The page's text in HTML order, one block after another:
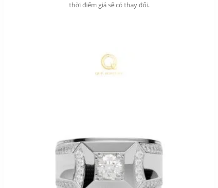
thời điểm giá sẽ có thay đổi.